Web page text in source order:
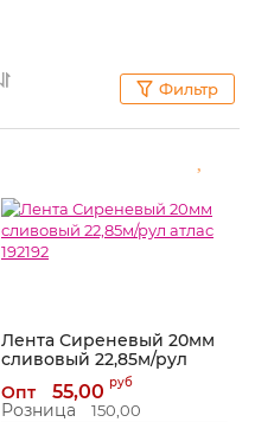
Фильтр
Лента Сиреневый 20мм
сливовый 22,85м/рул
Артикул: 192192
Опт 55,00 руб
Розница 150,00